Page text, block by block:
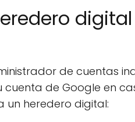
de cuentas
de Google en
un heredero digital: